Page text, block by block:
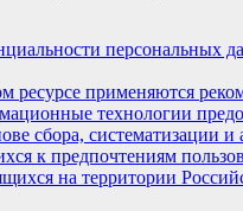
персональных
ресурсе применяются
технологии
сбора, систематизации и
к предпочтениям
на территории